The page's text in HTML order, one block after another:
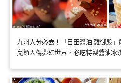
九州大分必去！「日田醬油 雛御殿
兒節人偶夢幻世界，必吃特製醬油冰